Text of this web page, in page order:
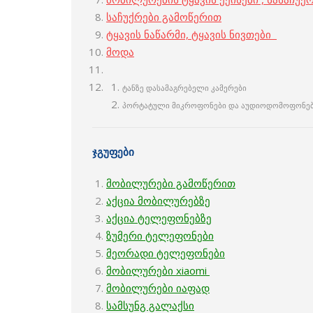
საჩუქრები გამოწერით
ტყავის ნაწარმი, ტყავის ნივთები
მოდა
ტანზე დასამაგრებელი კამერები
პორტატული მიკროფონები და
ჯგუფები
მობილურები გამოწერით
აქცია მობილურებზე
აქცია ტელეფონებზე
ზუმერი ტელეფონები
მეორადი ტელეფონები
მობილურები xiaomi
მობილურები იაფად
სამსუნგ გალაქსი